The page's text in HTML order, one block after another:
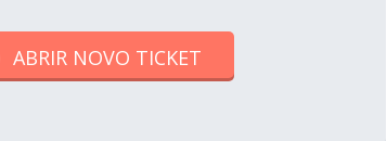
ABRIR NOVO TICKET